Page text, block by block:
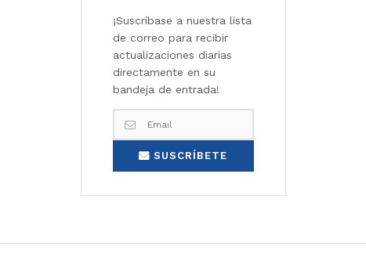
¡Suscríbase a nuestra lista
de correo para recibir
actualizaciones diarias
directamente en su
bandeja de entrada!
SUSCRÍBETE